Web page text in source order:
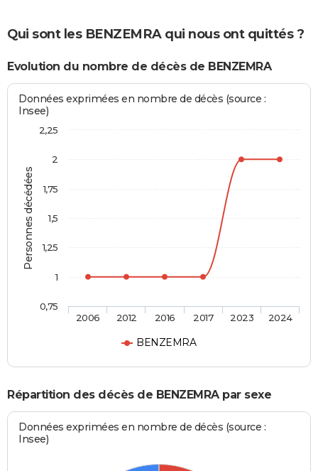
Qui sont les BENZEMRA qui nous ont quittés ?
Evolution du nombre de décès de BENZEMRA
Personnes décédées
Données exprimées en nombre de décès (source :
Insee)
BENZEMRA
2006 2012 2016 2017 2023 2024
0,75
1
1,25
1,5
1,75
2
2,25
Répartition des décès de BENZEMRA par sexe
Données exprimées en nombre de décès (source :
Insee)